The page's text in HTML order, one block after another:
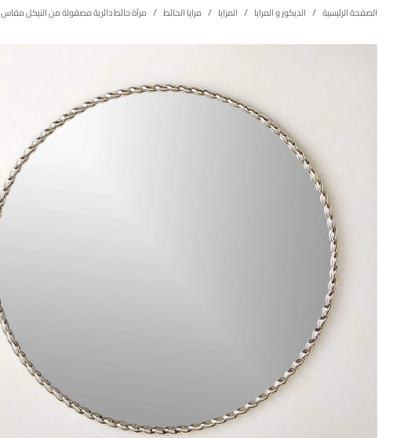
الصفحة الرئيسية الديكور و المرايا المرايا مرايا الحائط مرآة حائط دائرية مصقولة من النيكل مقاس 36 بوصة من تشكيلة كاريك